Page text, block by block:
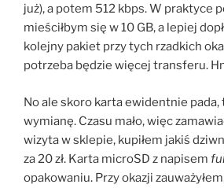
już), a potem 512 kbps. W praktyce
mieściłbym się w 10 GB, a lepiej
kolejny pakiet przy tych rzadkich
potrzeba będzie więcej transferu.
No ale skoro karta ewidentnie pada,
wymianę. Czasu mało, więc
wizyta w sklepie, kupiłem jakiś
za 20 zł. Karta microSD z napisem
opakowaniu. Przy okazji